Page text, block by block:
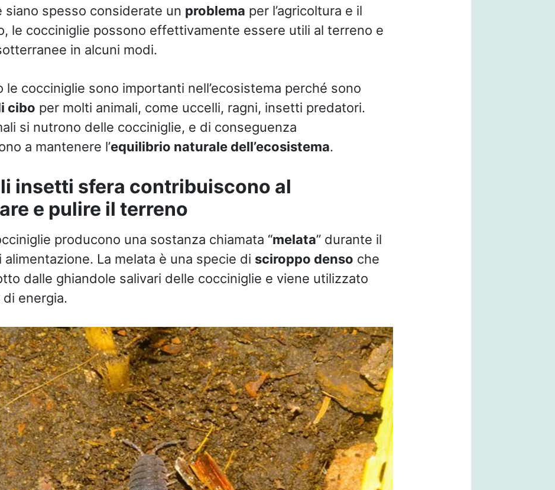
siano spesso considerate un problema per l’agricoltura e il
le cocciniglie possono effettivamente essere utili al terreno e
in alcuni modi.
le cocciniglie sono importanti nell’ecosistema perché sono
cibo per molti animali, come uccelli, ragni, insetti predatori.
si nutrono delle cocciniglie, e di conseguenza
a mantenere l’equilibrio naturale dell’ecosistema.
insetti sfera contribuiscono al
e pulire il terreno
producono una sostanza chiamata “melata” durante il
La melata è una specie di sciroppo denso che
dalle ghiandole salivari delle cocciniglie e viene utilizzato
energia.